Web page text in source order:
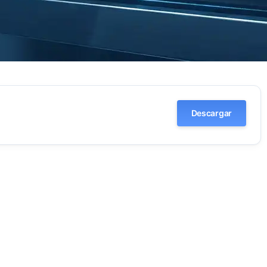
Descargar